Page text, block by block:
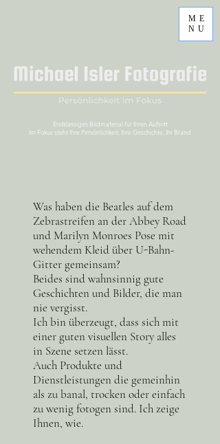
Erstklassiges Bildmaterial für Ihren Auftritt
Im Fokus steht Ihre Persönlichkeit, Ihre Geschichte, Ihr Brand
ME
NU
Was haben die Beatles auf dem
Zebrastreifen an der Abbey Road
und Marilyn Monroes Pose mit
wehendem Kleid über U-Bahn-
Gitter gemeinsam?
Beides sind wahnsinnig gute
Geschichten und Bilder, die man
nie vergisst.
Ich bin überzeugt, dass sich mit
einer guten visuellen Story alles
in Szene setzen lässt.
Auch Produkte und
Dienstleistungen die gemeinhin
als zu banal, trocken oder einfach
zu wenig fotogen sind. Ich zeige
Ihnen, wie.